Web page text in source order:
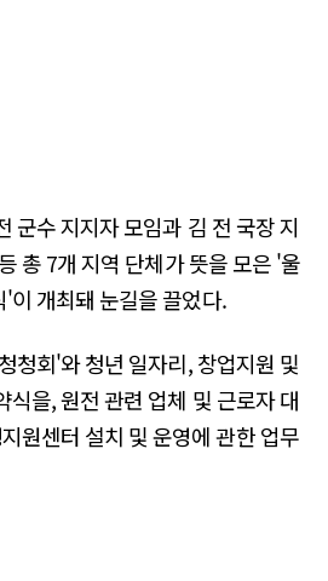
군수 지지자 모임과 김 전 국장 지
총 7개 지역 단체가 뜻을 모은 '울
이 개최돼 눈길을 끌었다.
청회'와 청년 일자리, 창업지원 및
식을, 원전 관련 업체 및 근로자 대
원센터 설치 및 운영에 관한 업무